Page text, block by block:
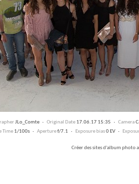
JLo_Comte · Original Date17.06.17 15:35 · Camera
Time 1/100s · Aperturef/7.1 · Exposure bias0 EV ·
Créer des sites d'album photo